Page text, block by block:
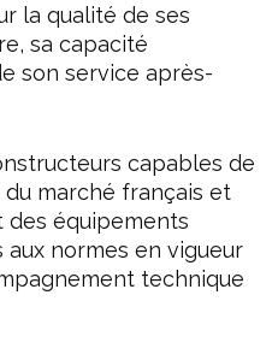
la qualité de ses
sa capacité
son service après-
capables de
marché français et
équipements
normes en vigueur
technique